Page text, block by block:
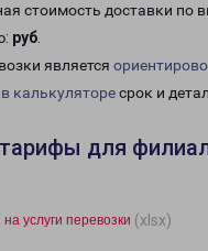
стоимость доставки по
руб.
является
калькуляторесрок и
для
услуги перевозки (xlsx)